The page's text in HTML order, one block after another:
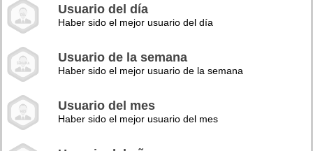
Usuario del día
Haber sido el mejor usuario del día
Usuario de la semana
Haber sido el mejor usuario de la semana
Usuario del mes
Haber sido el mejor usuario del mes